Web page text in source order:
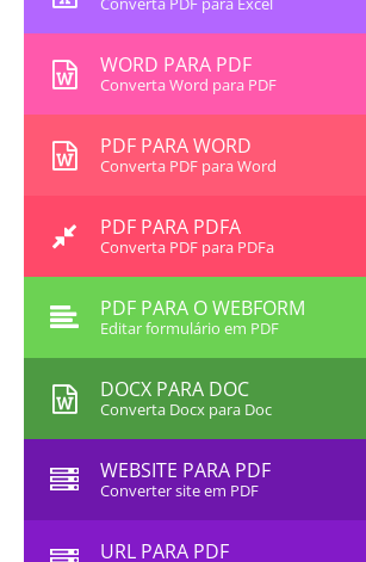
WORD PARA PDF
Converta Word para PDF
PDF PARA WORD
Converta PDF para Word
PDF PARA PDFA
Converta PDF para PDFa
PDF PARA O WEBFORM
Editar formulário em PDF
DOCX PARA DOC
Converta Docx para Doc
WEBSITE PARA PDF
Converter site em PDF
URL PARA PDF